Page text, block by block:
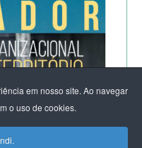
em nosso site. Ao navegar
o uso de cookies.